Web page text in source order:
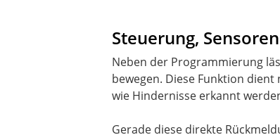
Steuerung,
Neben der Programmierung
bewegen. Diese Funktion
wie Hindernisse erkannt
Gerade diese direkte